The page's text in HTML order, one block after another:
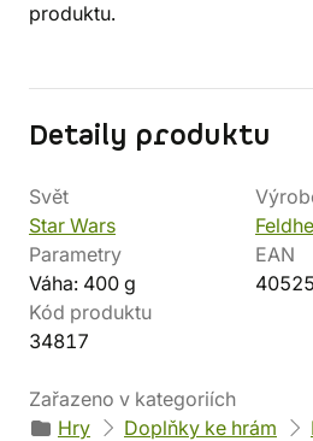
produktu.
Detaily produktu
Svět
Star Wars
Parametry
Váha: 400 g
EAN
Kód produktu
34817
Zařazeno v kategoriích
Hry
Doplňky ke hrám